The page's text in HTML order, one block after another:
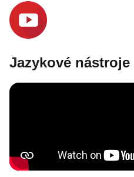
Jazykové nástroje